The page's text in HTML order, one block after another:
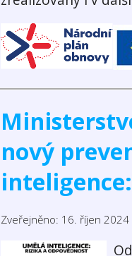
nový
Zveřejněno: 16. říjen 2024